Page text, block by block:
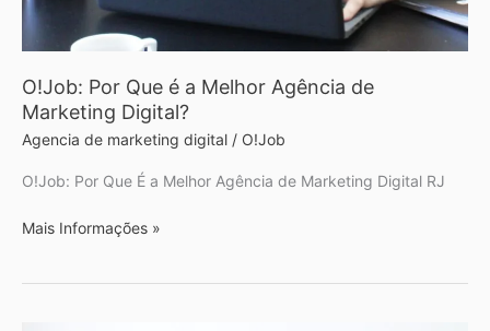
O!Job: Por Que é a Melhor Agência de
Marketing Digital?
Agencia de marketing digital / O!Job
O!Job: Por Que É a Melhor Agência de Marketing Digital RJ
Marketing
Mais Informações »